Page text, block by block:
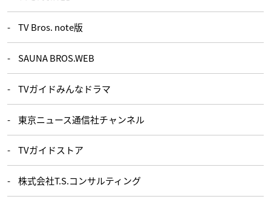
TV Bros. note版
SAUNA BROS.WEB
TVガイドみんなドラマ
東京ニュース通信社チャンネル
TVガイドストア
株式会社T.S.コンサルティング